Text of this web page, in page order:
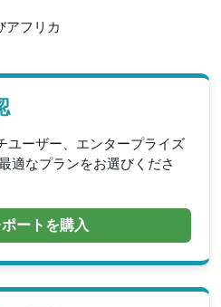
アフリカ
ユーザー、エンタープライズ
適なプランをお選びくださ
ートを購入